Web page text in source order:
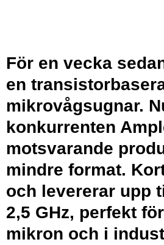
För en vecka
en
mikrovågsugnar.
konkurrenten
motsvarande
mindre format.
och levererar upp
2,5 GHz, perfekt
mikron och i